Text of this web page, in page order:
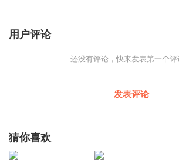
用户评论
还没有评论，快来发表第一个评
发表评论
猜你喜欢